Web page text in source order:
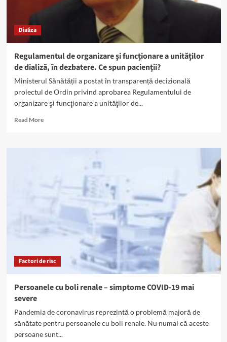
Dializa
Regulamentul de organizare și funcționare a unităților
de dializă, în dezbatere. Ce spun pacienții?
Ministerul Sănătății a postat în transparență decizională
proiectul de Ordin privind aprobarea Regulamentului de
organizare şi funcţionare a unităţilor de...
Read MoreRead
Regulamentul
funcționare
unităților
dializă,
în
spun
Factori de risc
Persoanele cu boli renale – simptome COVID-19 mai
severe
Pandemia de coronavirus reprezintă o problemă majoră de
sănătate pentru persoanele cu boli renale. Nu numai că aceste
persoane sunt...